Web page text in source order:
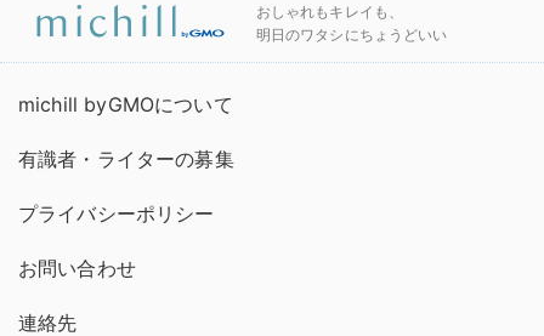
おしゃれもキレイも、
明日のワタシにちょうどいい
michill byGMOについて
有識者・ライターの募集
プライバシーポリシー
お問い合わせ
連絡先